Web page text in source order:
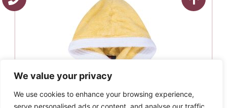
We value your privacy
We use cookies to enhance your browsing experience,
serve personalised ads or content, and analyse our traffic.
επιλογές
μπορούν
να
επιλεγούν
στη
προϊόντος